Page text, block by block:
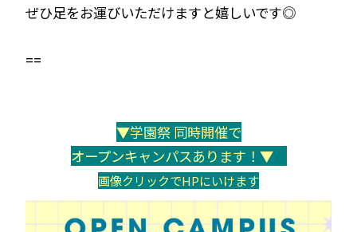
ぜひ足をお運びいただけますと嬉しいです◎
==
▼学園祭 同時開催で
オープンキャンパスあります！▼
画像クリックでHPにいけます